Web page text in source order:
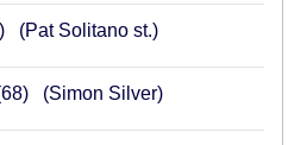
(Pat Solitano st.)
68 (Simon Silver)